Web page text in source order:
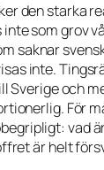
den starka
som grov
saknar
inte.
Sverige och
För
vad
är helt